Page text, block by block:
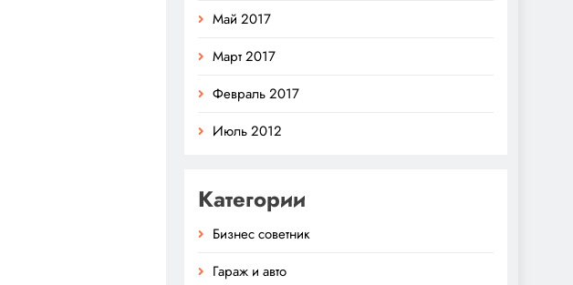
Май 2017
Март 2017
Февраль 2017
Июль 2012
Категории
Бизнес советник
Гараж и авто